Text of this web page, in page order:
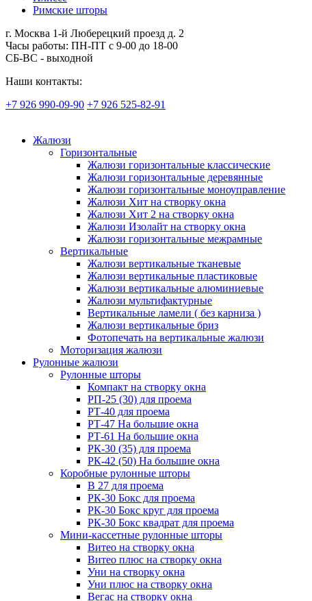
Римские шторы
г. Москва 1-й Люберецкий проезд д. 2
Часы работы: ПН-ПТ с 9-00 до 18-00
СБ-ВС - выходной
Наши контакты:
+7 926 990-09-90 +7 926 525-82-91
Жалюзи
Горизонтальные
Жалюзи горизонтальные классические
Жалюзи горизонтальные деревянные
Жалюзи горизонтальные моноуправление
Жалюзи Хит на створку окна
Жалюзи Хит 2 на створку окна
Жалюзи Изолайт на створку окна
Жалюзи горизонтальные межрамные
Вертикальные
Жалюзи вертикальные тканевые
Жалюзи вертикальные пластиковые
Жалюзи вертикальные алюминиевые
Жалюзи мультифактурные
Вертикальные ламели ( без карниза )
Жалюзи вертикальные бриз
Фотопечать на вертикальные жалюзи
Моторизация жалюзи
Рулонные жалюзи
Рулонные шторы
Компакт на створку окна
РП-25 (30) для проема
РТ-40 для проема
РТ-47 На большие окна
РТ-61 На большие окна
РК-30 (35) для проема
РК-42 (50) На большие окна
Коробные рулонные шторы
B 27 для проема
РК-30 Бокс для проема
РК-30 Бокс круг для проема
РК-30 Бокс квадрат для проема
Мини-кассетные рулонные шторы
Витео на створку окна
Витео плюс на створку окна
Уни на створку окна
Уни плюс на створку окна
Вегас на створку окна